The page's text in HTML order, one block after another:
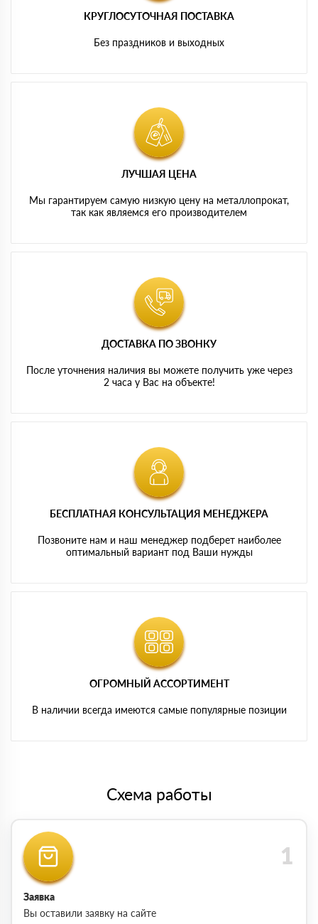
КРУГЛОСУТОЧНАЯ ПОСТАВКА
Без праздников и выходных
ЛУЧШАЯ ЦЕНА
Мы гарантируем самую низкую цену на металлопрокат,
так как являемся его производителем
ДОСТАВКА ПО ЗВОНКУ
После уточнения наличия вы можете получить уже через
2 часа у Вас на объекте!
БЕСПЛАТНАЯ КОНСУЛЬТАЦИЯ МЕНЕДЖЕРА
Позвоните нам и наш менеджер подберет наиболее
оптимальный вариант под Ваши нужды
ОГРОМНЫЙ АССОРТИМЕНТ
В наличии всегда имеются самые популярные позиции
Схема работы
Заявка
Вы оставили заявку на сайте